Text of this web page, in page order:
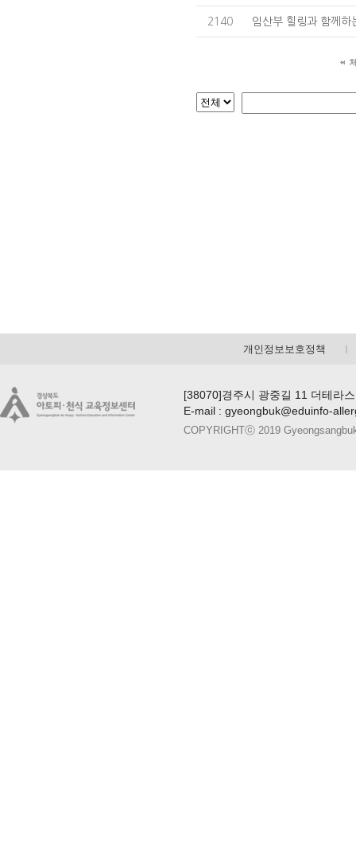
2140 임산부 힐링과 함께하
개인정보보호정책
[38070]경주시 광중길 11 더테라
E-mail : gyeongbuk@eduinfo-
COPYRIGHTⓒ 2019